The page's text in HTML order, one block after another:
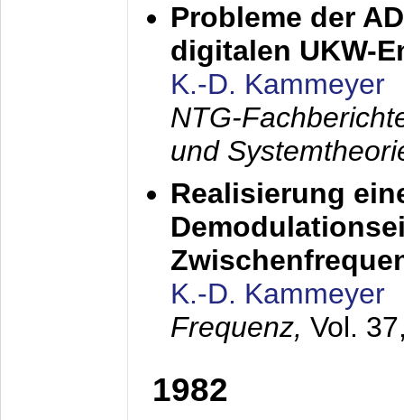
Probleme der
digitalen UKW-
K.-D. Kammeyer
NTG-
und
Realisierung
K.-D. Kammeyer
Frequenz, Vol.
1982